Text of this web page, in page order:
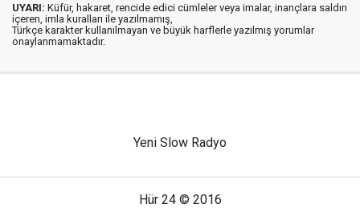
UYARI: Küfür, hakaret, rencide edici cümleler veya imalar, inançlara saldırı
içeren, imla kuralları ile yazılmamış,
Türkçe karakter kullanılmayan ve büyük harflerle yazılmış yorumlar
onaylanmamaktadır.
Yeni Slow Radyo
Hür 24 © 2016